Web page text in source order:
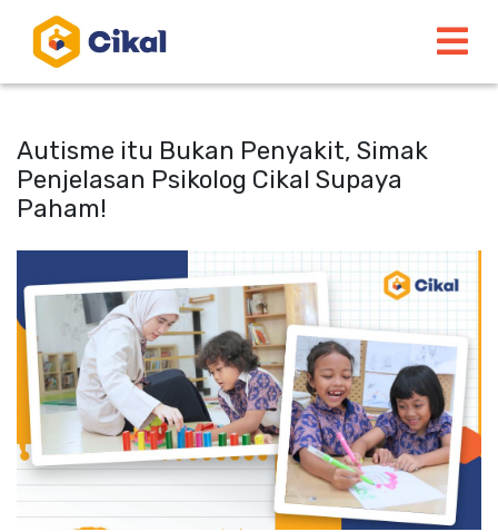
Autisme itu Bukan Penyakit, Simak
Penjelasan Psikolog Cikal Supaya
Paham!